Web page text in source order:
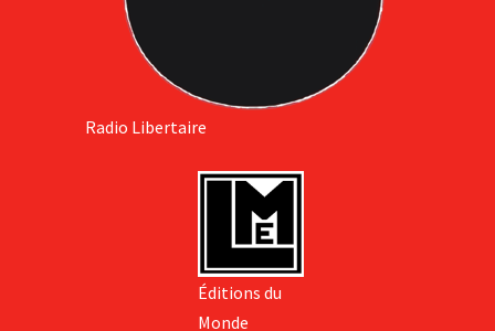
Radio Libertaire
Éditions du
Monde